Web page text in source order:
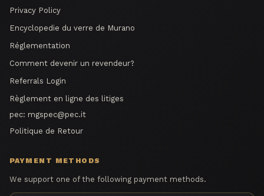
Privacy Policy
Encyclopedie du verre de Murano
Réglementation
Comment devenir un revendeur?
Referrals Login
Règlement en ligne des litiges
pec: mgspec@pec.it
Politique de Retour
PAYMENT METHODS
We support one of the following payment methods.